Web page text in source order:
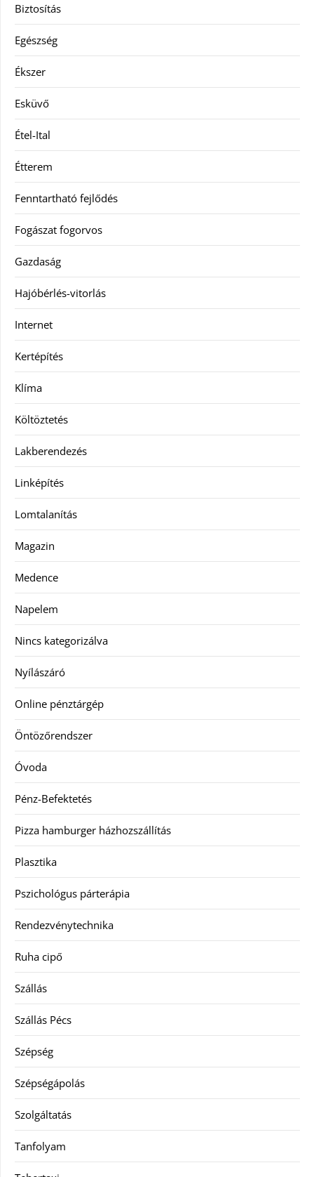
Biztosítás
Egészség
Ékszer
Esküvő
Étel-Ital
Étterem
Fenntartható fejlődés
Fogászat fogorvos
Gazdaság
Hajóbérlés-vitorlás
Internet
Kertépítés
Klíma
Költöztetés
Lakberendezés
Linképítés
Lomtalanítás
Magazin
Medence
Napelem
Nincs kategorizálva
Nyílászáró
Online pénztárgép
Öntözőrendszer
Óvoda
Pénz-Befektetés
Pizza hamburger házhozszállítás
Plasztika
Pszichológus párterápia
Rendezvénytechnika
Ruha cipő
Szállás
Szállás Pécs
Szépség
Szépségápolás
Szolgáltatás
Tanfolyam